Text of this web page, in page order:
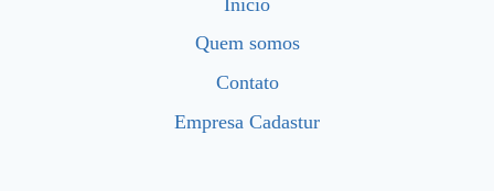
Quem somos
Contato
Empresa Cadastur